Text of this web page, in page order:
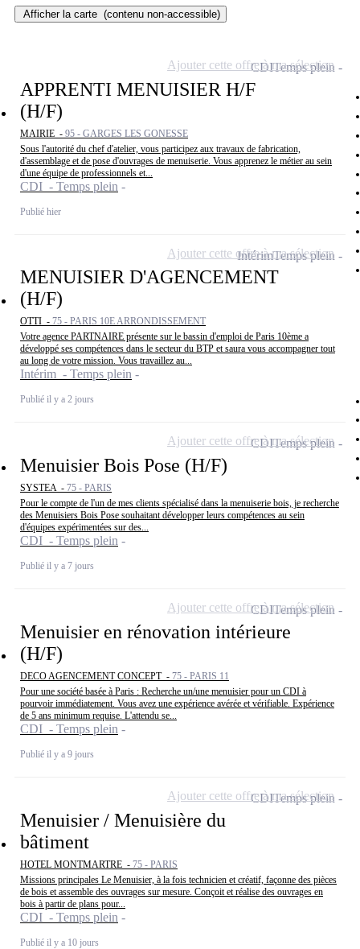
Afficher la carte (contenu non-accessible)
APPRENTI MENUISIER H/F
(H/F)
MAIRIE - 95 - GARGES LES GONESSE
Sous l'autorité du chef d'atelier, vous participez aux travaux de fabrication,
d'assemblage et de pose d'ouvrages de menuiserie. Vous apprenez le métier au sein
d'une équipe de professionnels et...
CDI - Temps plein
Publié hier
CDITemps plein
Ajouter cette offre à ma sélection
MENUISIER D'AGENCEMENT
(H/F)
OTTI - 75 - PARIS 10E ARRONDISSEMENT
Votre agence PARTNAIRE présente sur le bassin d'emploi de Paris 10ème a
développé ses compétences dans le secteur du BTP et saura vous accompagner tout
au long de votre mission. Vous travaillez au...
Intérim - Temps plein
Publié il y a 2 jours
IntérimTemps plein
Ajouter cette offre à ma sélection
Menuisier Bois Pose (H/F)
SYSTEA - 75 - PARIS
Pour le compte de l'un de mes clients spécialisé dans la menuiserie bois, je recherche
des Menuisiers Bois Pose souhaitant développer leurs compétences au sein
d'équipes expérimentées sur des...
CDI - Temps plein
Publié il y a 7 jours
CDITemps plein
Ajouter cette offre à ma sélection
Menuisier en rénovation intérieure
(H/F)
DECO AGENCEMENT CONCEPT - 75 - PARIS 11
Pour une société basée à Paris : Recherche un/une menuisier pour un CDI à
pourvoir immédiatement. Vous avez une expérience avérée et vérifiable. Expérience
de 5 ans minimum requise. L'attendu se...
CDI - Temps plein
Publié il y a 9 jours
CDITemps plein
Ajouter cette offre à ma sélection
Menuisier / Menuisière du
bâtiment
HOTEL MONTMARTRE - 75 - PARIS
Missions principales Le Menuisier, à la fois technicien et créatif, façonne des pièces
de bois et assemble des ouvrages sur mesure. Conçoit et réalise des ouvrages en
bois à partir de plans pour...
CDI - Temps plein
Publié il y a 10 jours
CDITemps plein
Ajouter cette offre à ma sélection